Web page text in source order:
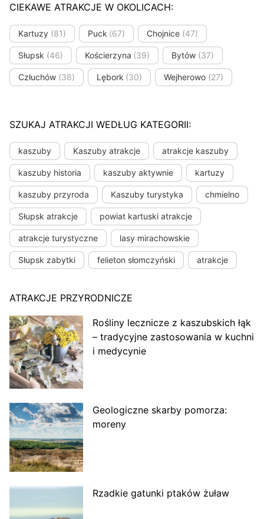
CIEKAWE ATRAKCJE W OKOLICACH:
Kartuzy (81) Puck (67) Chojnice (47)
Słupsk (46) Kościerzyna (39) Bytów (37)
Człuchów (36) Lębork (30) Wejherowo (27)
SZUKAJ ATRAKCJI WEDŁUG KATEGORII:
kaszuby Kaszuby atrakcje atrakcje kaszuby
kaszuby historia kaszuby aktywnie kartuzy
kaszuby przyroda Kaszuby turystyka chmielno
Słupsk atrakcje powiat kartuski atrakcje
atrakcje turystyczne lasy mirachowskie
Słupsk zabytki felieton słomczyński atrakcje
ATRAKCJE PRZYRODNICZE
Rośliny lecznicze z kaszubskich łąk
– tradycyjne zastosowania w kuchni
i medycynie
Geologiczne skarby pomorza:
moreny
Rzadkie gatunki ptaków żuław